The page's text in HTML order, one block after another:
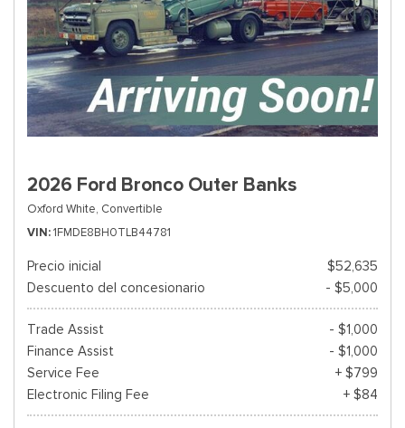
2026 Ford Bronco Outer Banks
Oxford White, Convertible
VIN 1FMDE8BH0TLB44781
Precio inicial
$52,635
Descuento del concesionario
- $5,000
Trade Assist
- $1,000
Finance Assist
- $1,000
Service Fee
+ $799
Electronic Filing Fee
+ $84